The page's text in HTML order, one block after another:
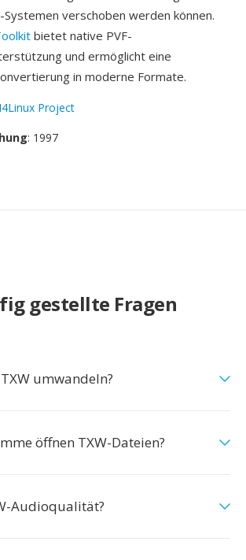
verschoben werden können.
bietet native PVF-
und ermöglicht eine
in moderne Formate.
Project
: 1997
gestellte Fragen
umwandeln?
öffnen TXW-Dateien?
Audioqualität?